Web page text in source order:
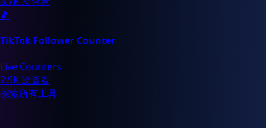
🎵
TikTok Follower Counter
Live Counters
2.9K 次查看
探索所有工具